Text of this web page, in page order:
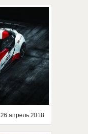
26 апрель 2018